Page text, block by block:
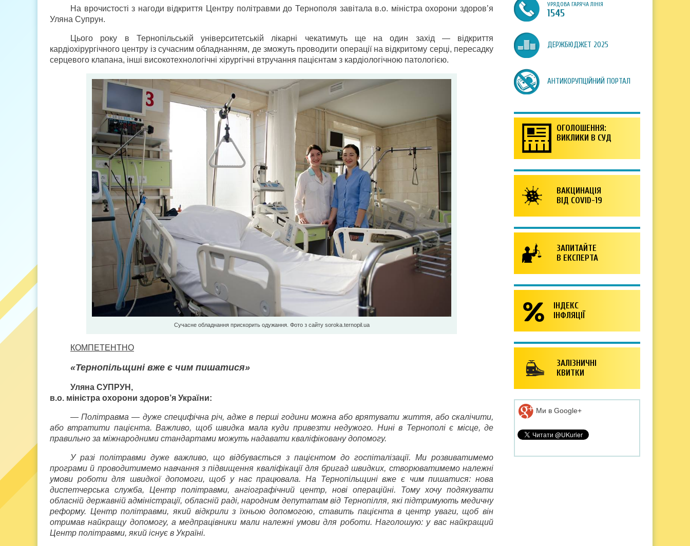
На врочистості з нагоди відкриття Центру політравми до Тернополя завітала в.о. міністра охорони здоров’я
Уляна Супрун.
Цього року в Тернопільській університетській лікарні чекатимуть ще на один захід — відкриття
кардіохірургічного центру із сучасним обладнанням, де зможуть проводити операції на відкритому серці, пересадку
серцевого клапана, інші високотехнологічні хірургічні втручання пацієнтам з кардіологічною патологією.
Сучасне обладнання прискорить одужання. Фото з сайту soroka.ternopil.ua
КОМПЕТЕНТНО
«Тернопільщині вже є чим пишатися»
Уляна СУПРУН,
в.о. міністра охорони здоров’я України:
— Політравма — дуже специфічна річ, адже в перші години можна або врятувати життя, або скалічити,
або втратити пацієнта. Важливо, щоб швидка мала куди привезти недужого. Нині в Тернополі є місце, де
правильно за міжнародними стандартами можуть надавати кваліфіковану допомогу.
У разі політравми дуже важливо, що відбувається з пацієнтом до госпіталізації. Ми розвиватимемо
програми й проводитимемо навчання з підвищення кваліфікації для бригад швидких, створюватимемо належні
умови роботи для швидкої допомоги, щоб у нас працювала. На Тернопільщині вже є чим пишатися: нова
диспетчерська служба, Центр політравми, ангіографічний центр, нові операційні. Тому хочу подякувати
обласній державній адміністрації, обласній раді, народним депутатам від Тернопілля, які підтримують медичну
реформу. Центр політравми, який відкрили з їхньою допомогою, ставить пацієнта в центр уваги, щоб він
отримав найкращу допомогу, а медпрацівники мали належні умови для роботи. Наголошую: у вас найкращий
Центр політравми, який існує в Україні.
УРЯДОВА ГАРЯЧА ЛІНІЯ
1545
ДЕРЖБЮДЖЕТ 2025
АНТИКОРУПЦІЙНИЙ ПОРТАЛ
ОГОЛОШЕННЯ:
ВИКЛИКИ В СУД
ВАКЦИНАЦІЯ
ВІД COVID-19
ЗАПИТАЙТЕ
В ЕКСПЕРТА
ІНДЕКС
ІНФЛЯЦІЇ
ЗАЛІЗНИЧНІ
КВИТКИ
Ми в Google+